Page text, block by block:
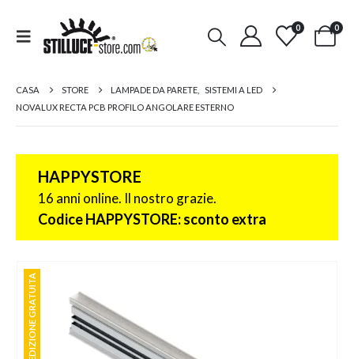
0 0
CASA STORE LAMPADE DA PARETE
SISTEMI A LED
NOVALUX RECTA PCB PROFILO ANGOLARE ESTERNO
HAPPYSTORE
16 anni online. Il nostro grazie.
Codice HAPPYSTORE: sconto extra
SPEDIZIONE GRATUITA
SPEDIZIONE GRATUITA